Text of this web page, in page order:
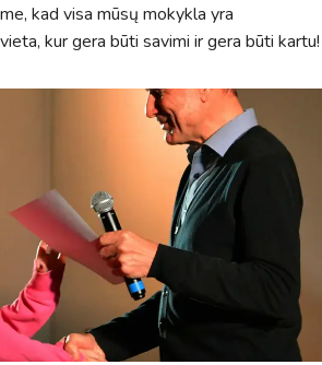
kad visa mūsų mokykla yra
kur gera būti savimi ir gera būti kartu!